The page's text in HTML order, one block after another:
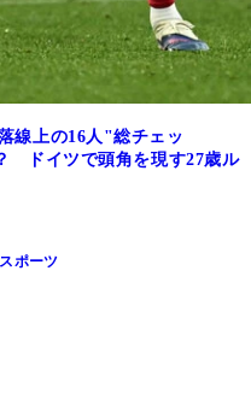
線上の16人"総チェッ
ドイツで頭角を現す27歳ル
スポーツ